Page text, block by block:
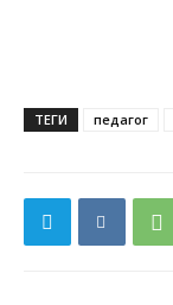
ТЕГИ педагог